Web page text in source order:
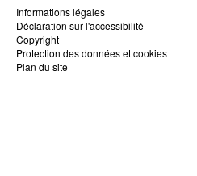
Informations légales
Déclaration sur l'accessibilité
Copyright
Protection des données et cookies
Plan du site